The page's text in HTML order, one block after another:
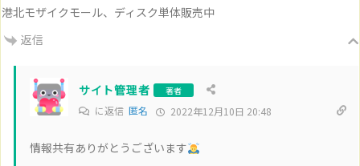
港北モザイクモール、ディスク単体販売中
返信
サイト管理者 著者
に返信 匿名 2022年12月10日 20:48
情報共有ありがとうございます